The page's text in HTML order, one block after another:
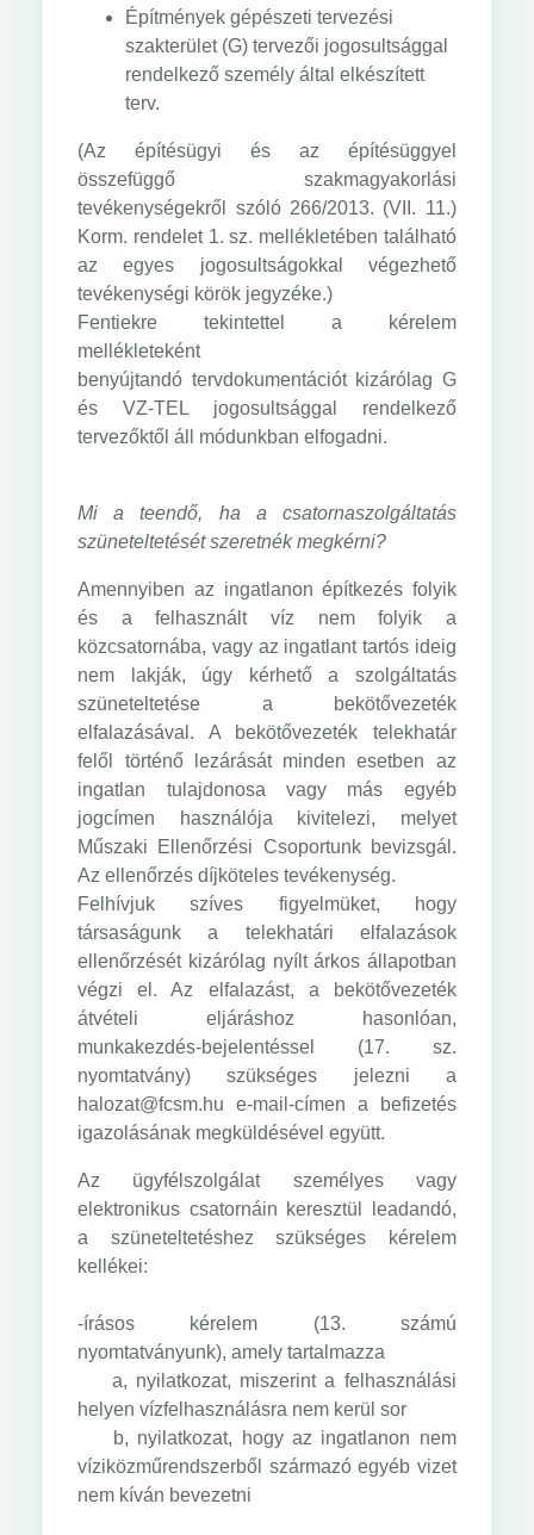
Építmények gépészeti tervezési
szakterület (G) tervezői jogosultsággal
rendelkező személy által elkészített
terv.
(Az építésügyi és az építésüggyel
összefüggő szakmagyakorlási
tevékenységekről szóló 266/2013. (VII. 11.)
Korm. rendelet 1. sz. mellékletében található
az egyes jogosultságokkal végezhető
tevékenységi körök jegyzéke.)
Fentiekre tekintettel a kérelem
mellékleteként
benyújtandó tervdokumentációt kizárólag G
és VZ-TEL jogosultsággal rendelkező
tervezőktől áll módunkban elfogadni.
Mi a teendő, ha a csatornaszolgáltatás
szüneteltetését szeretnék megkérni?
Amennyiben az ingatlanon építkezés folyik
és a felhasznált víz nem folyik a
közcsatornába, vagy az ingatlant tartós ideig
nem lakják, úgy kérhető a szolgáltatás
szüneteltetése a bekötővezeték
elfalazásával. A bekötővezeték telekhatár
felől történő lezárását minden esetben az
ingatlan tulajdonosa vagy más egyéb
jogcímen használója kivitelezi, melyet
Műszaki Ellenőrzési Csoportunk bevizsgál.
Az ellenőrzés díjköteles tevékenység.
Felhívjuk szíves figyelmüket, hogy
társaságunk a telekhatári elfalazások
ellenőrzését kizárólag nyílt árkos állapotban
végzi el. Az elfalazást, a bekötővezeték
átvételi eljáráshoz hasonlóan,
munkakezdés-bejelentéssel (17. sz.
nyomtatvány) szükséges jelezni a
halozat@fcsm.hu e-mail-címen a befizetés
igazolásának megküldésével együtt.
Az ügyfélszolgálat személyes vagy
elektronikus csatornáin keresztül leadandó,
a szüneteltetéshez szükséges kérelem
kellékei:
-írásos kérelem (13. számú
nyomtatványunk), amely tartalmazza
a, nyilatkozat, miszerint a felhasználási
helyen vízfelhasználásra nem kerül sor
b, nyilatkozat, hogy az ingatlanon nem
víziközműrendszerből származó egyéb vizet
nem kíván bevezetni